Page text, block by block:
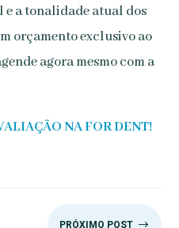
e a tonalidade atual dos
orçamento exclusivo ao
agora mesmo com a
NA FOR DENT!
PRÓXIMO POST $